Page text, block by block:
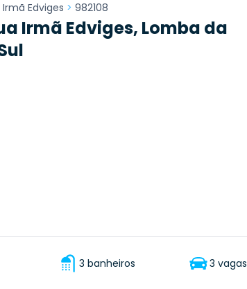
Irmã Edviges > 982108
Irmã Edviges, Lomba da
3 banheiros 3 vagas